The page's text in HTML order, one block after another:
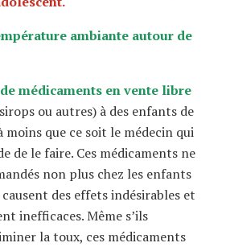
ambiante autour de
médicaments en vente libre
ou autres) à des enfants de
moins que ce soit le médecin qui
de le faire. Ces médicaments ne
non plus chez les enfants
des effets indésirables et
inefficaces. Même s’ils
la toux, ces médicaments